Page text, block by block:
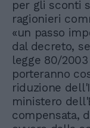
per gli sconti
ragionieri
«un passo
dal decreto,
legge 80/
porteranno
riduzione
ministero
compensata,